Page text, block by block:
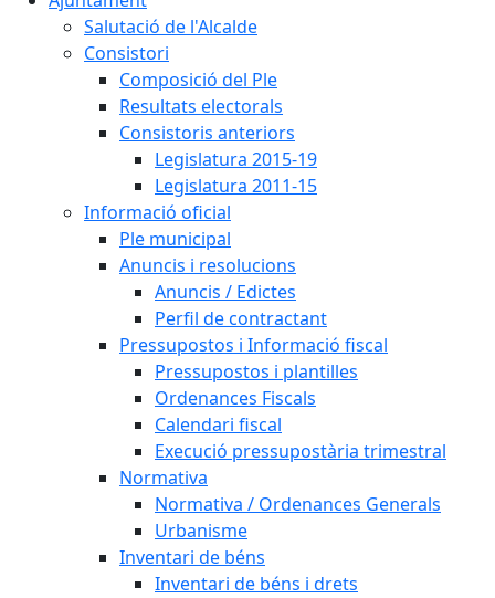
Salutació de l'Alcalde
Consistori
Composició del Ple
Resultats electorals
Consistoris anteriors
Legislatura 2015-19
Legislatura 2011-15
Informació oficial
Ple municipal
Anuncis i resolucions
Anuncis / Edictes
Perfil de contractant
Pressupostos i Informació fiscal
Pressupostos i plantilles
Ordenances Fiscals
Calendari fiscal
Execució pressupostària trimestral
Normativa
Normativa / Ordenances Generals
Urbanisme
Inventari de béns
Inventari de béns i drets